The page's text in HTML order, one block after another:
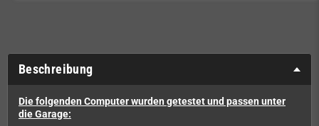
Beschreibung
Die folgenden Computer wurden getestet und passen unter
die Garage: